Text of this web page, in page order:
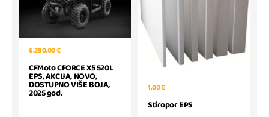
6.290,00 €
CFMoto CFORCE X5 520L
EPS, AKCIJA, NOVO,
DOSTUPNO VIŠE BOJA,
2025 god. 1,00 €
Stiropor EPS